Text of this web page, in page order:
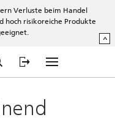
Verluste beim Handel
risikoreiche Produkte
^